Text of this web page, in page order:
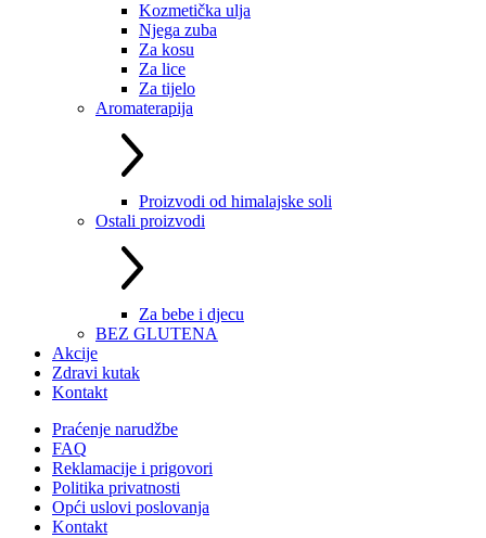
Kozmetička ulja
Njega zuba
Za kosu
Za lice
Za tijelo
Aromaterapija
Proizvodi od himalajske soli
Ostali proizvodi
Za bebe i djecu
BEZ GLUTENA
Akcije
Zdravi kutak
Kontakt
Praćenje narudžbe
FAQ
Reklamacije i prigovori
Politika privatnosti
Opći uslovi poslovanja
Kontakt